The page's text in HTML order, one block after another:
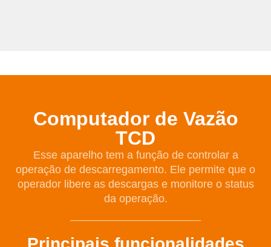
Computador de Vazão
TCD
Esse aparelho tem a função de controlar a
operação de descarregamento. Ele permite que o
operador libere as descargas e monitore o status
da operação.